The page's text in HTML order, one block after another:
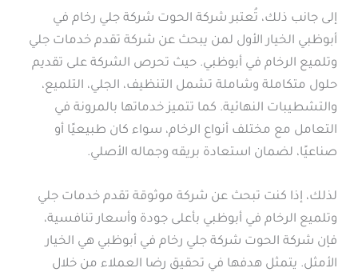
إلى جانب ذلك، تُعتبر شركة الحوت شركة جلي رخام في
أبوظبي الخيار الأول لمن يبحث عن شركة تقدم خدمات جلي
وتلميع الرخام في أبوظبي. حيث تحرص الشركة على تقديم
حلول متكاملة وشاملة تشمل التنظيف، الجلي، التلميع،
والتشطيبات النهائية. كما تتميز خدماتها بالمرونة في
التعامل مع مختلف أنواع الرخام، سواء كان طبيعيًا أو
صناعيًا، لضمان استعادة بريقه وجماله الأصلي.
لذلك، إذا كنت تبحث عن شركة موثوقة تقدم خدمات جلي
وتلميع الرخام في أبوظبي بأعلى جودة وأسعار تنافسية،
فإن شركة الحوت شركة جلي رخام في أبوظبي هي الخيار
الأمثل. يتمثل هدفها في تحقيق رضا العملاء من خلال